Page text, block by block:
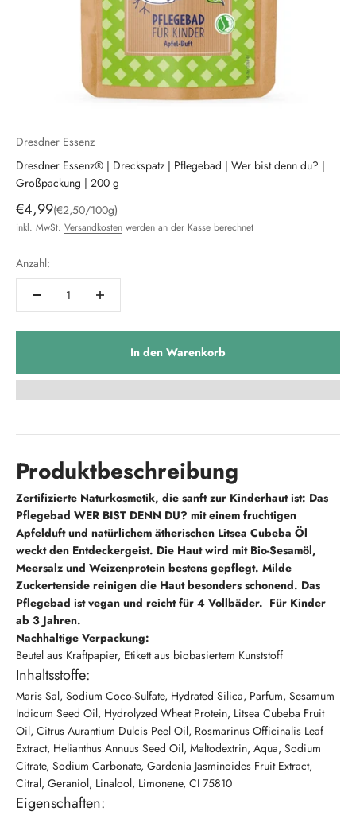
Dresdner Essenz
Dresdner Essenz® | Dreckspatz | Pflegebad | Wer bist denn du? |
Großpackung | 200 g
Angebot
€4,99(€2,50/100g)
inkl. MwSt. Versandkosten werden an der Kasse berechnet
Anzahl:
In den Warenkorb
Produktbeschreibung
Zertifizierte Naturkosmetik, die sanft zur Kinderhaut ist: Das
Pflegebad WER BIST DENN DU? mit einem fruchtigen
Apfelduft und natürlichem ätherischen Litsea Cubeba Öl
weckt den Entdeckergeist. Die Haut wird mit Bio-Sesamöl,
Meersalz und Weizenprotein bestens gepflegt. Milde
Zuckertenside reinigen die Haut besonders schonend. Das
Pflegebad ist vegan und reicht für 4 Vollbäder. Für Kinder
ab 3 Jahren.
Nachhaltige Verpackung:
Beutel aus Kraftpapier, Etikett aus biobasiertem Kunststoff
Inhaltsstoffe:
Maris Sal, Sodium Coco-Sulfate, Hydrated Silica, Parfum, Sesamum
Indicum Seed Oil, Hydrolyzed Wheat Protein, Litsea Cubeba Fruit
Oil, Citrus Aurantium Dulcis Peel Oil, Rosmarinus Officinalis Leaf
Extract, Helianthus Annuus Seed Oil, Maltodextrin, Aqua, Sodium
Citrate, Sodium Carbonate, Gardenia Jasminoides Fruit Extract,
Citral, Geraniol, Linalool, Limonene, CI 75810
Eigenschaften: